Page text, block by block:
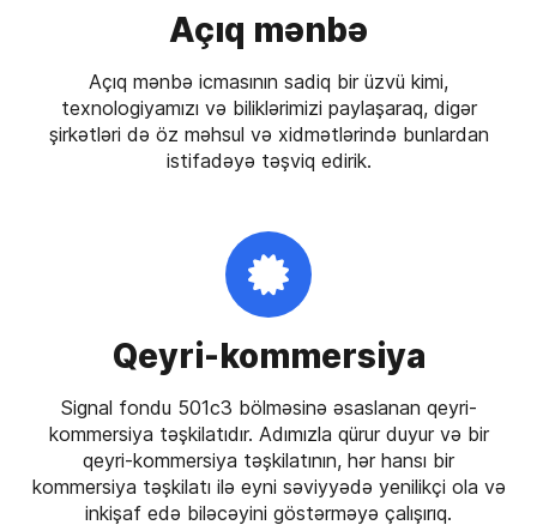
Açıq mənbə
Açıq mənbə icmasının sadiq bir üzvü kimi,
texnologiyamızı və biliklərimizi paylaşaraq, digər
şirkətləri də öz məhsul və xidmətlərində bunlardan
istifadəyə təşviq edirik.
Qeyri-kommersiya
Signal fondu 501c3 bölməsinə əsaslanan qeyri-
kommersiya təşkilatıdır. Adımızla qürur duyur və bir
qeyri-kommersiya təşkilatının, hər hansı bir
kommersiya təşkilatı ilə eyni səviyyədə yenilikçi ola və
inkişaf edə biləcəyini göstərməyə çalışırıq.